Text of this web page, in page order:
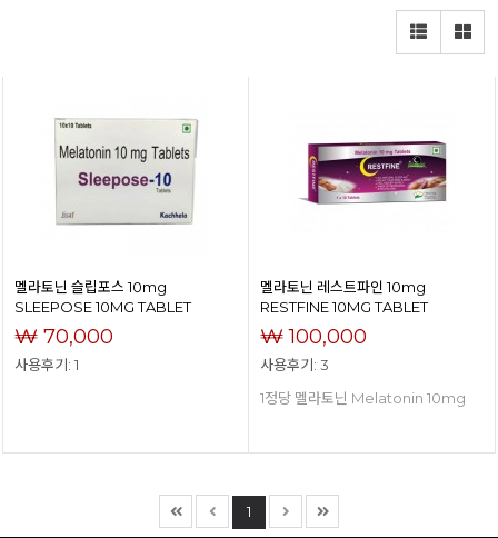
멜라토닌 슬립포스 10mg
SLEEPOSE 10MG TABLET
₩ 70,000
사용후기: 1
멜라토닌 레스트파인 10mg
RESTFINE 10MG TABLET
₩ 100,000
사용후기: 3
1정당 멜라토닌 Melatonin 10mg
1